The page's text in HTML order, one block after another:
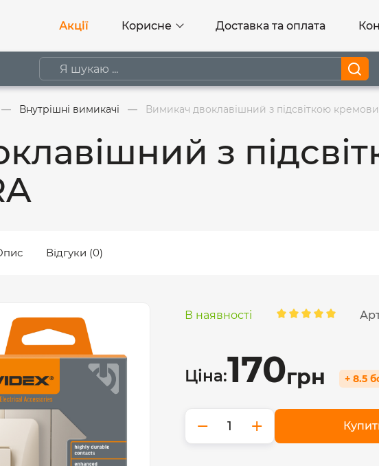
Акції Корисне Доставка та оплата
Внутрішні вимикачі Вимикач двоклавішний з підсвіткою
з
Відгуки (0)
В наявності
Ціна:170грн + 8.5
− +